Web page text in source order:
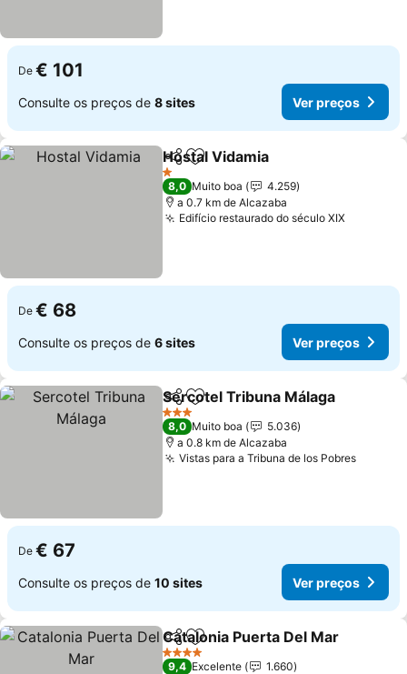
De € 101
Consulte os preços de 8 sites Ver preços
PartilharAdicionar aos favoritos
Hostal Vidamia
1 Estrelas
8,0 Muito boa
4.259
a 0.7 km de Alcazaba
Edifício restaurado do século XIX
De € 68
Consulte os preços de 6 sites Ver preços
PartilharAdicionar aos favoritos
Sercotel Tribuna Málaga
3 Estrelas
8,0 Muito boa
5.036
a 0.8 km de Alcazaba
Vistas para a Tribuna de los Pobres
De € 67
Consulte os preços de 10 sites Ver preços
PartilharAdicionar aos favoritos
Catalonia Puerta Del Mar
4 Estrelas
9,4 Excelente
1.660